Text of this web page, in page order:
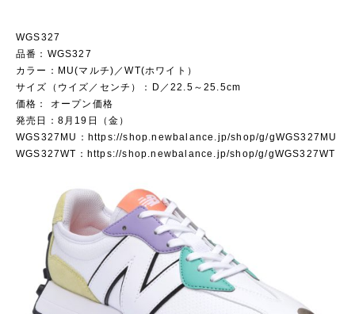
WGS327
品番：WGS327
カラー：MU(マルチ)／WT(ホワイト）
サイズ（ウイズ／センチ）：D／22.5～25.5cm
価格： オープン価格
発売日：8月19日（金）
WGS327MU： https://shop.newbalance.jp/shop/g/gWGS327MU
WGS327WT： https://shop.newbalance.jp/shop/g/gWGS327WT